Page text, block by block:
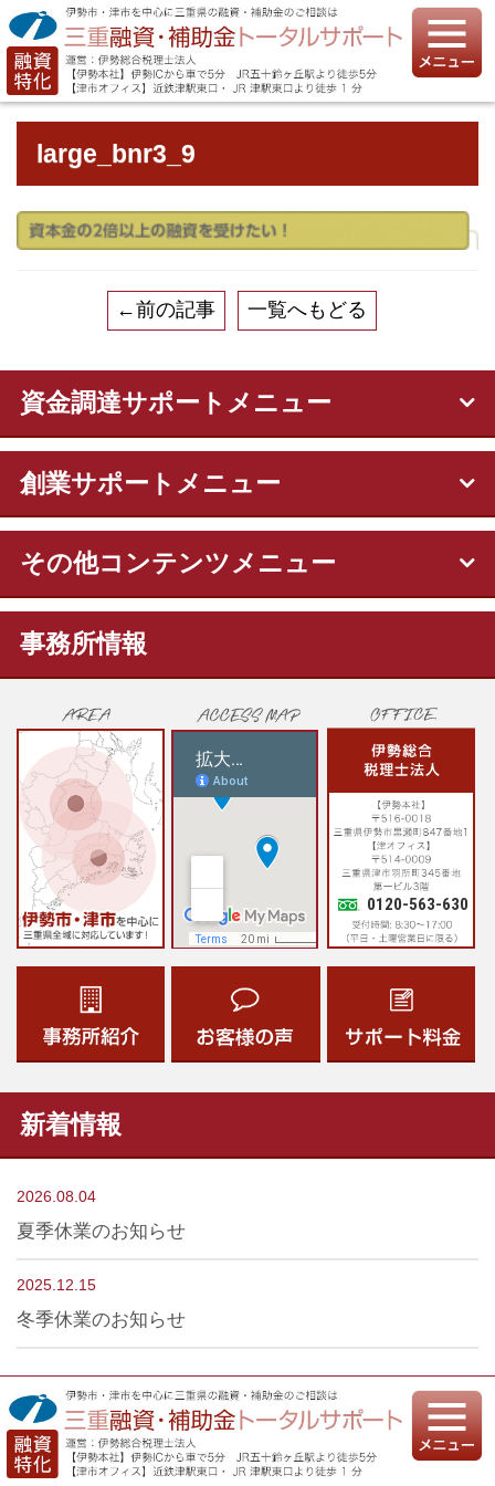
large_bnr3_9
←前の記事 一覧へもどる
資金調達サポートメニュー
創業サポートメニュー
その他コンテンツメニュー
事務所情報
0120-563-630
新着情報
2026.08.04
夏季休業のお知らせ
2025.12.15
冬季休業のお知らせ